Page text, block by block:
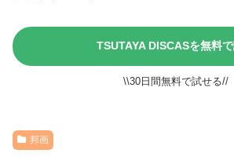
TSUTAYA DISCASを無料
\\30日間無料で試せる//
邦画